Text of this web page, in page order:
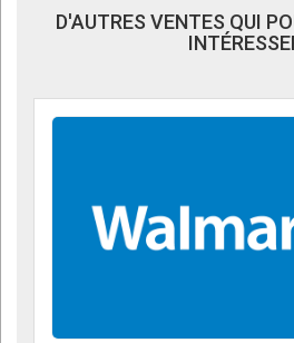
D'AUTRES VENTES QUI